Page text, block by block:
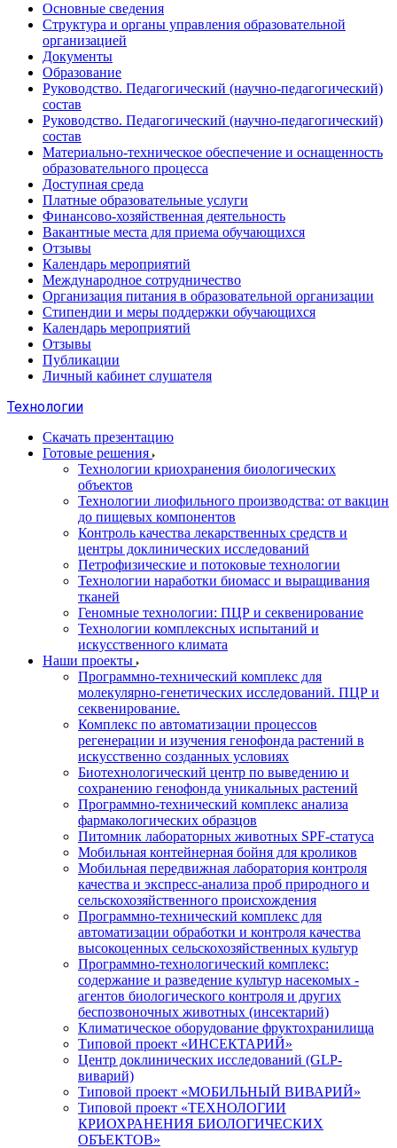
Основные сведения
Структура и органы управления образовательной
организацией
Документы
Образование
Руководство. Педагогический (научно-педагогический)
состав
Руководство. Педагогический (научно-педагогический)
состав
Материально-техническое обеспечение и оснащенность
образовательного процесса
Доступная среда
Платные образовательные услуги
Финансово-хозяйственная деятельность
Вакантные места для приема обучающихся
Отзывы
Календарь мероприятий
Международное сотрудничество
Организация питания в образовательной организации
Стипендии и меры поддержки обучающихся
Календарь мероприятий
Отзывы
Публикации
Личный кабинет слушателя
Технологии
Скачать презентацию
Готовые решения
Технологии криохранения биологических
объектов
Технологии лиофильного производства: от вакцин
до пищевых компонентов
Контроль качества лекарственных средств и
центры доклинических исследований
Петрофизические и потоковые технологии
Технологии наработки биомасс и выращивания
тканей
Геномные технологии: ПЦР и секвенирование
Технологии комплексных испытаний и
искусственного климата
Наши проекты
Программно-технический комплекс для
молекулярно-генетических исследований. ПЦР и
секвенирование.
Комплекс по автоматизации процессов
регенерации и изучения генофонда растений в
искусственно созданных условиях
Биотехнологический центр по выведению и
сохранению генофонда уникальных растений
Программно-технический комплекс анализа
фармакологических образцов
Питомник лабораторных животных SPF-статуса
Мобильная контейнерная бойня для кроликов
Мобильная передвижная лаборатория контроля
качества и экспресс-анализа проб природного и
сельскохозяйственного происхождения
Программно-технический комплекс для
автоматизации обработки и контроля качества
высокоценных сельскохозяйственных культур
Программно-технологический комплекс:
содержание и разведение культур насекомых -
агентов биологического контроля и других
беспозвоночных животных (инсектарий)
Климатическое оборудование фруктохранилища
Типовой проект «ИНСЕКТАРИЙ»
Центр доклинических исследований (GLP-
виварий)
Типовой проект «МОБИЛЬНЫЙ ВИВАРИЙ»
Типовой проект «ТЕХНОЛОГИИ
КРИОХРАНЕНИЯ БИОЛОГИЧЕСКИХ
ОБЪЕКТОВ»